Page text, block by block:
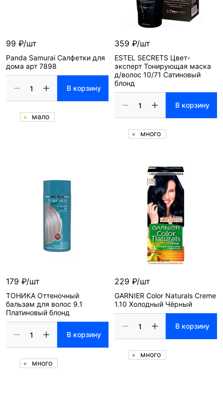
99 ₽/шт
Panda Samurai Салфетки для
дома арт 7898
В корзину
мало
359 ₽/шт
ESTEL SECRETS Цвет-
эксперт Тонирующая маска
д/волос 10/71 Сатиновый
блонд
В корзину
много
179 ₽/шт
ТОНИКА Оттеночный
бальзам для волос 9.1
Платиновый блонд
В корзину
много
229 ₽/шт
GARNIER Color Naturals Creme
1.10 Холодный Чёрный
В корзину
много